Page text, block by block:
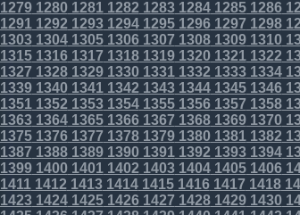
1279128012811282 1283128412851286
12911292 12931294129512961297 1298
13031304130513061307 130813091310
131513161317 13181319132013211322
1327 13281329133013311332 13331334
1339134013411342 1343134413451346
13511352 13531354135513561357 1358
13631364136513661367 136813691370
137513761377 13781379138013811382
1387 13881389139013911392 13931394
1399140014011402 1403140414051406
14111412 14131414141514161417 1418
14231424142514261427 142814291430